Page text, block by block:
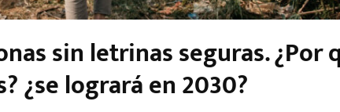
sin letrinas seguras. ¿Por
¿se logrará en 2030?